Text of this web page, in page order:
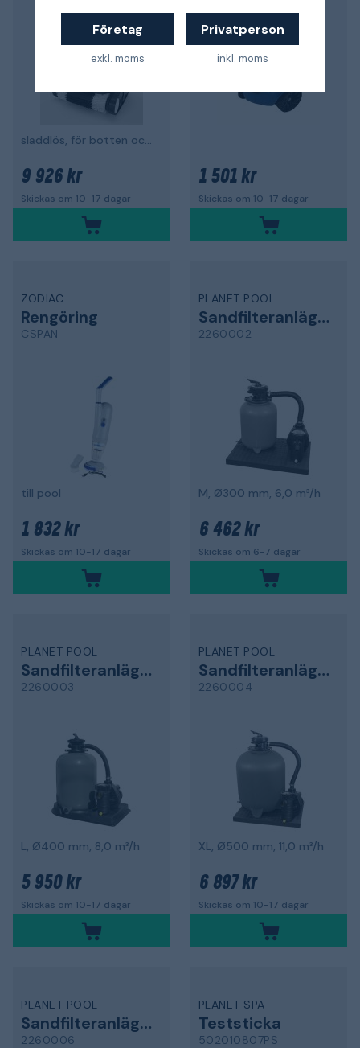
Företag
exkl. moms
Privatperson
inkl. moms
sladdlös, för botten och vattenlinje
9 926 kr
Skickas om 10-17 dagar
1 501 kr
Skickas om 10-17 dagar
ZODIAC
Rengöring
CSPAN
till pool
1 832 kr
Skickas om 10-17 dagar
PLANET POOL
Sandfilteranläggning
2260002
M, Ø300 mm, 6,0 m³/h
6 462 kr
Skickas om 6-7 dagar
PLANET POOL
Sandfilteranläggning
2260003
L, Ø400 mm, 8,0 m³/h
5 950 kr
Skickas om 10-17 dagar
PLANET POOL
Sandfilteranläggning
2260004
XL, Ø500 mm, 11,0 m³/h
6 897 kr
Skickas om 10-17 dagar
PLANET POOL
Sandfilteranläggning
2260006
PLANET SPA
Teststicka
502010807PS